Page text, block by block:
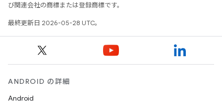
び関連会社の商標または登録商標です。
最終更新日 2026-05-28 UTC。
ANDROID の詳細
Android